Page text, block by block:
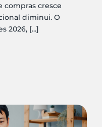
compras cresce
diminui. O
2026, [...]